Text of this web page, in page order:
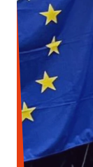
Postes
Volontaire
Contact